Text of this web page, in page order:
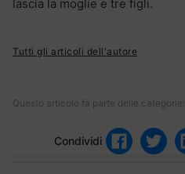
lascia la moglie e tre figli.
Tutti gli articoli dell'autore
Questo articolo fa parte delle categorie:
Condividi